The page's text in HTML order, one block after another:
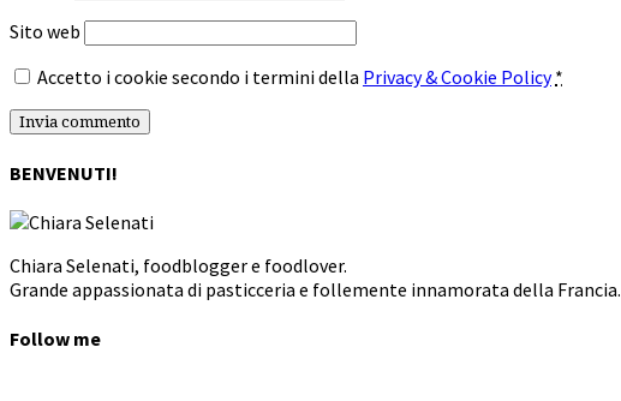
Sito web
Accetto i cookie secondo i termini della Privacy & Cookie Policy *
BENVENUTI!
Chiara Selenati, foodblogger e foodlover.
Grande appassionata di pasticceria e follemente innamorata della Francia.
Follow me